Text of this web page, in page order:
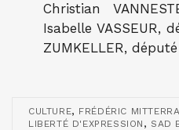
Christian
Isabelle VASSEUR,
ZUMKELLER,
CULTURE, FRÉDÉRIC
LIBERTÉ D'EXPRESSION , SAD